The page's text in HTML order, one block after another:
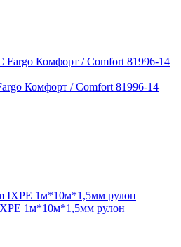
Комфорт / Comfort 81996-14
1м*10м*1,5мм рулон